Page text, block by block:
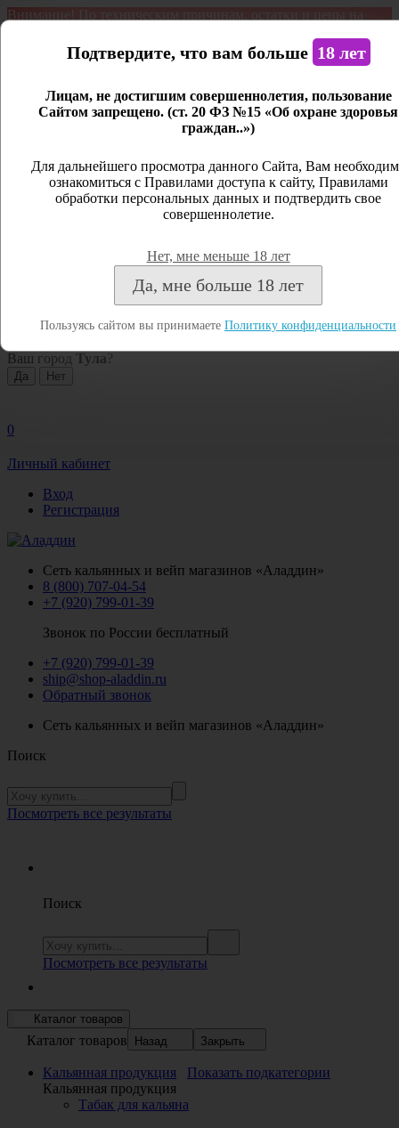
Внимание! По техническим причинам, остатки и цены на
является демонстрационным. Дистанционная продажа не
Открыть сайдбар
Личный кабинет
Закрыть
Посмотреть все результаты
Ваш город Тула ?
0
Личный кабинет
Вход
Регистрация
Сеть кальянных и вейп магазинов «Аладдин»
8 (800) 707-04-54
+7 (920) 799-01-39
Звонок по России бесплатный
+7 (920) 799-01-39
ship@shop-aladdin.ru
Обратный звонок
Сеть кальянных и вейп магазинов «Аладдин»
Поиск
Посмотреть все результаты
Поиск
Посмотреть все результаты
Каталог товаров
Каталог товаров Назад Закрыть
Кальянная продукция
Показать подкатегории
Кальянная продукция
Табак для кальяна
Подтвердите, что вам больше 18 лет
Лицам, не достигшим совершеннолетия, пользование
Сайтом запрещено. (ст. 20 ФЗ №15 «Об охране здоровья
граждан..»)
Для дальнейшего просмотра данного Сайта, Вам
ознакомиться с Правилами доступа к сайту, Правилами
обработки персональных данных и подтвердить свое
совершеннолетие.
Нет, мне меньше 18 лет
Да, мне больше 18 лет
Пользуясь сайтом вы принимаете Политику конфиденциальности